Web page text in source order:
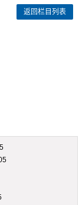
返回栏目列表